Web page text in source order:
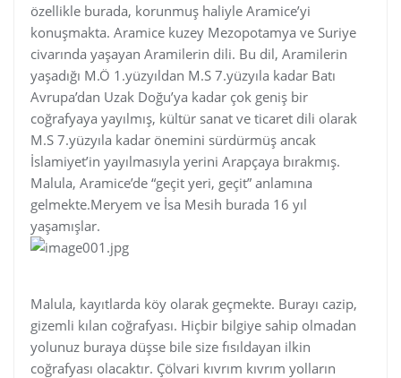
özellikle burada, korunmuş haliyle Aramice’yi
konuşmakta. Aramice kuzey Mezopotamya ve Suriye
civarında yaşayan Aramilerin dili. Bu dil, Aramilerin
yaşadığı M.Ö 1.yüzyıldan M.S 7.yüzyıla kadar Batı
Avrupa’dan Uzak Doğu’ya kadar çok geniş bir
coğrafyaya yayılmış, kültür sanat ve ticaret dili olarak
M.S 7.yüzyıla kadar önemini sürdürmüş ancak
İslamiyet’in yayılmasıyla yerini Arapçaya bırakmış.
Malula, Aramice’de “geçit yeri, geçit” anlamına
gelmekte.Meryem ve İsa Mesih burada 16 yıl
yaşamışlar.
Malula, kayıtlarda köy olarak geçmekte. Burayı cazip,
gizemli kılan coğrafyası. Hiçbir bilgiye sahip olmadan
yolunuz buraya düşse bile size fısıldayan ilkin
coğrafyası olacaktır. Çölvari kıvrım kıvrım yolların